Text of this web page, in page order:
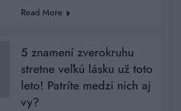
Read More
5 znamení zverokruhu
stretne veľkú lásku už toto
leto! Patríte medzi nich aj
vy?